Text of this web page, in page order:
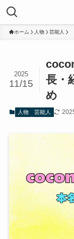
ホーム 人物 芸能人
長・
め
2025
11/15
人物 芸能人